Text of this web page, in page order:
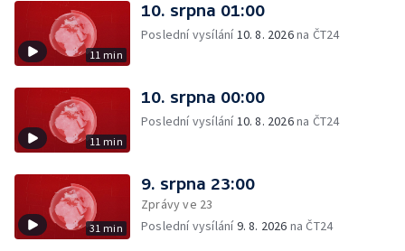
11 min
10. srpna 01:00
Poslední vysílání10. 8. 2026na ČT24
11 min
10. srpna 00:00
Poslední vysílání10. 8. 2026na ČT24
31 min
9. srpna 23:00
Zprávy ve 23
Poslední vysílání9. 8. 2026 na ČT24